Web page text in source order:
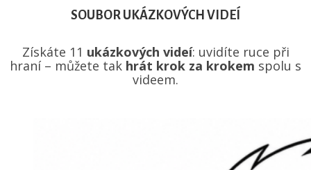
SOUBOR UKÁZKOVÝCH VIDEÍ
Získáte 11 ukázkových videí: uvidíte ruce při
hraní – můžete tak hrát krok za krokem spolu s
videem.